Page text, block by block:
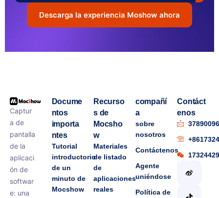
Descarga la experiencia Moshow ahora
Captur
a de
pantalla
de la
aplicaci
ón de
softwar
e: una
Docume
ntos
importa
ntes
Tutorial
introductorio
de un
minuto de
Mocshow
Recurso
s de
Mocsho
w
Materiales
de listado
de
aplicaciones
reales
compañí
a
sobre
nosotros
Contáctenos
Agente
uniéndose
Política de
Contáct
enos